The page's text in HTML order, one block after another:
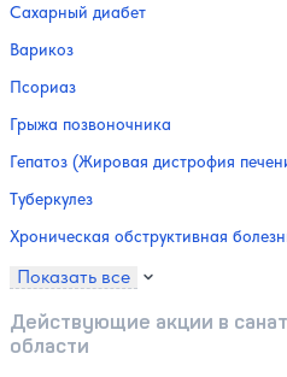
Сахарный диабет
Варикоз
Псориаз
Грыжа позвоночника
Гепатоз (Жировая дистрофия
Туберкулез
Хроническая обструктивная
Показать все
Действующие акции в
области